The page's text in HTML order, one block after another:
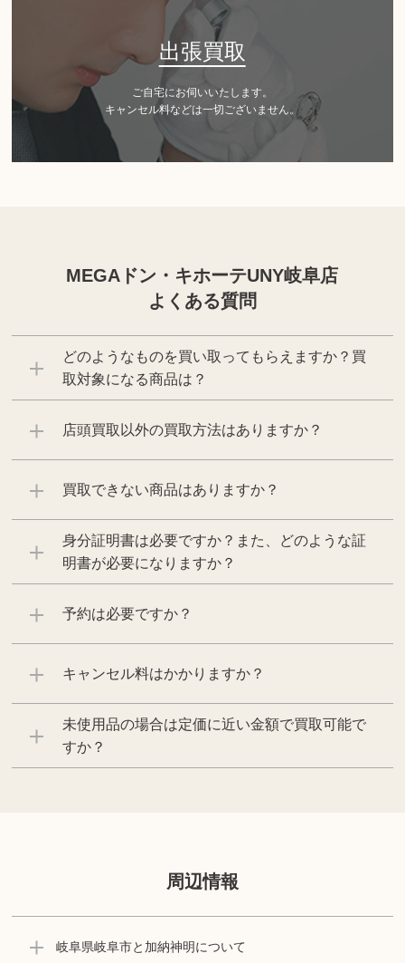
出張買取
ご自宅にお伺いいたします。
キャンセル料などは一切ございません。
MEGAドン・キホーテUNY岐阜店
よくある質問
どのようなものを買い取ってもらえますか？買
取対象になる商品は？
店頭買取以外の買取方法はありますか？
買取できない商品はありますか？
身分証明書は必要ですか？また、どのような証
明書が必要になりますか？
予約は必要ですか？
キャンセル料はかかりますか？
未使用品の場合は定価に近い金額で買取可能で
すか？
周辺情報
岐阜県岐阜市と加納神明について